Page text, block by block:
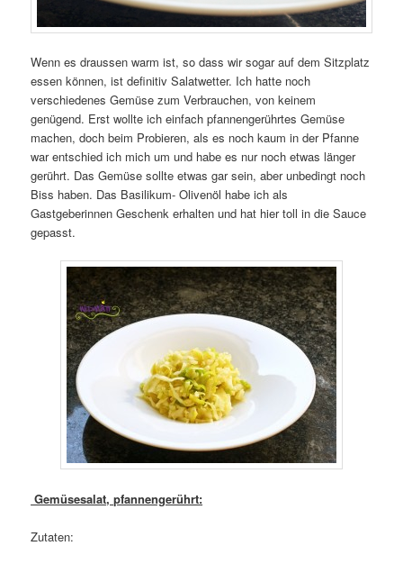
Wenn es draussen warm ist, so dass wir sogar auf dem Sitzplatz
essen können, ist definitiv Salatwetter. Ich hatte noch
verschiedenes Gemüse zum Verbrauchen, von keinem
genügend. Erst wollte ich einfach pfannengerührtes Gemüse
machen, doch beim Probieren, als es noch kaum in der Pfanne
war entschied ich mich um und habe es nur noch etwas länger
gerührt. Das Gemüse sollte etwas gar sein, aber unbedingt noch
Biss haben. Das Basilikum- Olivenöl habe ich als
Gastgeberinnen Geschenk erhalten und hat hier toll in die Sauce
gepasst.
Gemüsesalat, pfannengerührt:
Zutaten: